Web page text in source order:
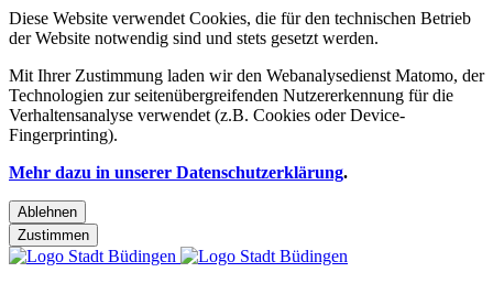
Diese Website verwendet Cookies, die für den technischen Betrieb
der Website notwendig sind und stets gesetzt werden.
Mit Ihrer Zustimmung laden wir den Webanalysedienst Matomo, der
Technologien zur seitenübergreifenden Nutzererkennung für die
Verhaltensanalyse verwendet (z.B. Cookies oder Device-
Fingerprinting).
Mehr dazu in unserer Datenschutzerklärung.
Ablehnen
Zustimmen